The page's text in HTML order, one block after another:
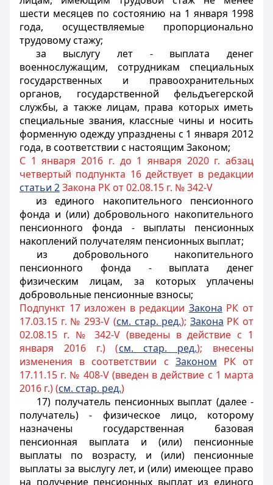
шести месяцев по состоянию на 1 января 1998
года, осуществляемые пропорционально
трудовому стажу;
за выслугу лет - выплата денег
военнослужащим, сотрудникам специальных
государственных и правоохранительных
органов, государственной фельдъегерской
службы, а также лицам, права которых иметь
специальные звания, классные чины и носить
форменную одежду упразднены с 1 января 2012
года, в соответствии с настоящим Законом;
С 1 января 2016 г. до 1 января 2020 г. абзац
четвертый подпункта 16 действует в редакции
статьи 2Закона РК от 02.08.15 г. № 342-V
из единого накопительного пенсионного
фонда и (или) добровольного накопительного
пенсионного фонда - выплаты пенсионных
накоплений получателям пенсионных выплат;
из добровольного накопительного
пенсионного фонда - выплата денег
физическим лицам, за которых уплачены
добровольные пенсионные взносы;
Подпункт 17 изложен в редакции Закона РК от
17.03.15 г. № 293-V (см. стар. ред.); Закона РК от
02.08.15 г. № 342-V (введены в действие с 1
января 2016 г.) (см. стар. ред.); внесены
изменения в соответствии с Законом РК от
17.11.15 г. № 408-V (введен в действие с 1 марта
2016 г.) (см. стар. ред.)
17) получатель пенсионных выплат (далее -
получатель) - физическое лицо, которому
назначены государственная базовая
пенсионная выплата и (или) пенсионные
выплаты по возрасту, и (или) пенсионные
выплаты за выслугу лет, и (или) имеющее право
на получение пенсионных выплат из единого